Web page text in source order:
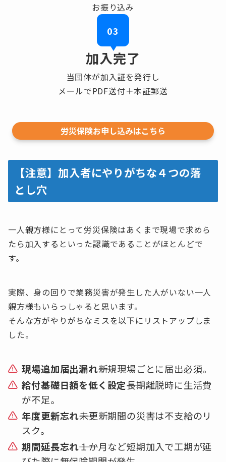
お振り込み
03
加入完了
当団体が加入証を発行し
メールでPDF送付＋本証郵送
労災保険お申し込みはこちら
【注意】加入者にやりがちな４つの落
とし穴
一人親方様にとって労災保険はあくまで現場で求めら
たら加入するといった認識であることがほとんどで
す。
実際、身の回りで業務災害が発生した人がいない一人
親方様もいらっしゃると思います。
そんな方がやりがちなミスを以下にリストアップしま
した。
現場追加届出漏れ――新規現場ごとに届出必須。
給付基礎日額を低く設定――長期離脱時に生活費
が不足。
年度更新忘れ――未更新期間の災害は不支給のリ
スク。
期間延長忘れ――１か月など短期加入で工期が延